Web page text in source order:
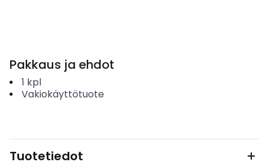
Pakkaus ja ehdot
1 kpl
Vakiokäyttötuote
Tuotetiedot